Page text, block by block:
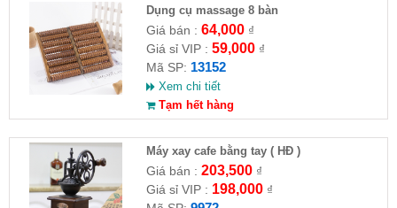
Dụng cụ massage 8 bàn
Giá bán : 64,000₫
Giá sỉ VIP : 59,000₫
Mã SP: 13152
Xem chi tiết
Tạm hết hàng
Máy xay cafe bằng tay ( HĐ )
Giá bán : 203,500₫
Giá sỉ VIP : 198,000₫